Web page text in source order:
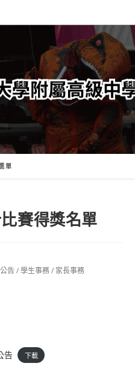
單
賽得獎名單
告/學生事務/ 家長事務
告 下載